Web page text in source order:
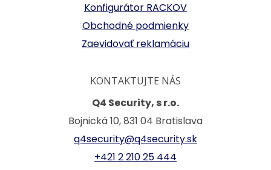
Konfigurátor RACKOV
Obchodné podmienky
Zaevidovať reklamáciu
KONTAKTUJTE NÁS
Q4 Security, s r.o.
Bojnická 10, 831 04 Bratislava
q4security@q4security.sk
+421 2 210 25 444